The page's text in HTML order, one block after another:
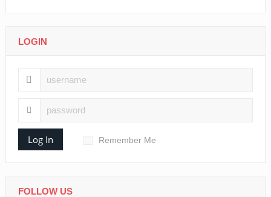
LOGIN
Log In Remember Me
FOLLOW US